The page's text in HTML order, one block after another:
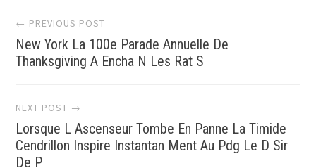
Post navigation
← PREVIOUS POST
New York La 100e Parade Annuelle De
Thanksgiving A Encha N Les Rat S
NEXT POST →
Lorsque L Ascenseur Tombe En Panne La Timide
Cendrillon Inspire Instantan Ment Au Pdg Le D Sir
De P